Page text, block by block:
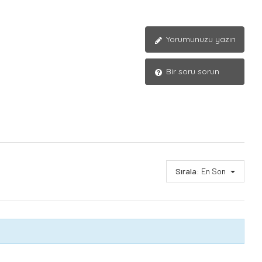
Yorumunuzu yazın
Bir soru sorun
Sırala: En Son